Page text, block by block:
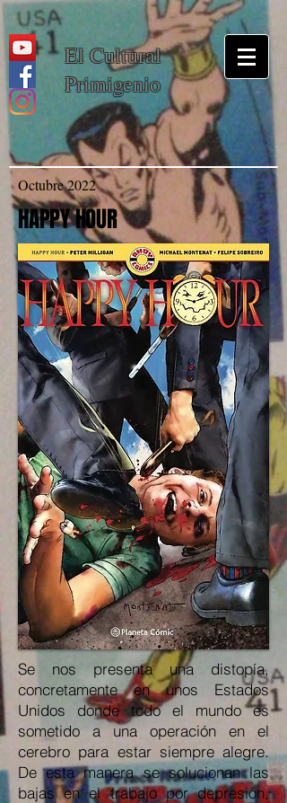
El Cultural
Primigenio
Octubre 2022
HAPPY HOUR
Se nos presenta una distopía,
concretamente en unos Estados
Unidos donde todo el mundo es
sometido a una operación en el
cerebro para estar siempre alegre.
De esta manera se solucionan las
bajas en el trabajo por depresión,